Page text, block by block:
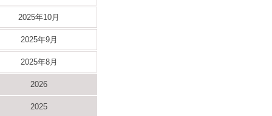
2025年10月
2025年9月
2025年8月
2026
2025